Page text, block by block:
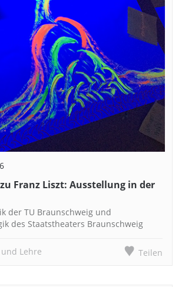
Franz Liszt: Ausstellung in der
der TU Braunschweig und
des Staatstheaters Braunschweig
Lehre Teilen